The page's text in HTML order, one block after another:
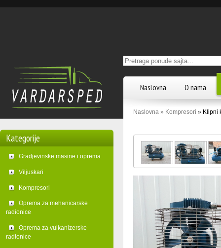
Naslovna O nama
Naslovna » Kompresori » Klipni
Kategorije
Gradjevinske masine i oprema
Viljuskari
Kompresori
Oprema za mehanicarske
radionice
Oprema za vulkanizerske
radionice